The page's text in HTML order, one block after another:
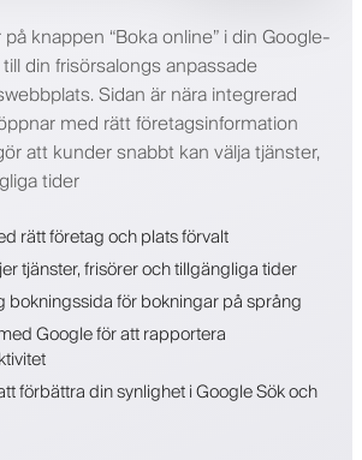
knappen “Boka online” i din Google-
din frisörsalongs anpassade
Sidan är nära integrerad
med rätt företagsinformation
att kunder snabbt kan välja tjänster,
tider
rätt företag och plats förvalt
tjänster, frisörer och tillgängliga tider
bokningssida för bokningar på språng
Google för att rapportera
förbättra din synlighet i Google Sök och